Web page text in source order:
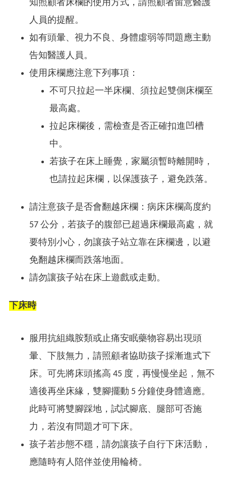
知照顧者床欄的使用方式，請照顧者留意醫護
人員的提醒。
如有頭暈、視力不良、身體虛弱等問題應主動
告知醫護人員。
使用床欄應注意下列事項：
不可只拉起一半床欄、須拉起雙側床欄至
最高處。
拉起床欄後，需檢查是否正確扣進凹槽
中。
若孩子在床上睡覺，家屬須暫時離開時，
也請拉起床欄，以保護孩子，避免跌落。
請注意孩子是否會翻越床欄：病床床欄高度約
57 公分，若孩子的腹部已超過床欄最高處，就
要特別小心，勿讓孩子站立靠在床欄邊，以避
免翻越床欄而跌落地面。
請勿讓孩子站在床上遊戲或走動。
下床時
服用抗組織胺類或止痛安眠藥物容易出現頭
暈、下肢無力，請照顧者協助孩子採漸進式下
床。可先將床頭搖高 45 度，再慢慢坐起，無不
適後再坐床緣，雙腳擺動 5 分鐘使身體適應。
此時可將雙腳踩地，試試腳底、腿部可否施
力，若沒有問題才可下床。
孩子若步態不穩，請勿讓孩子自行下床活動，
應隨時有人陪伴並使用輪椅。